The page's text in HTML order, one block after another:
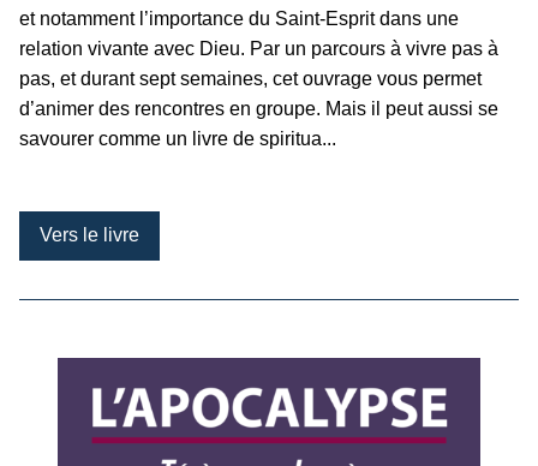
et notamment l’importance du Saint-Esprit dans une
relation vivante avec Dieu. Par un parcours à vivre pas à
pas, et durant sept semaines, cet ouvrage vous permet
d’animer des rencontres en groupe. Mais il peut aussi se
savourer comme un livre de spiritua...
Vers le livre